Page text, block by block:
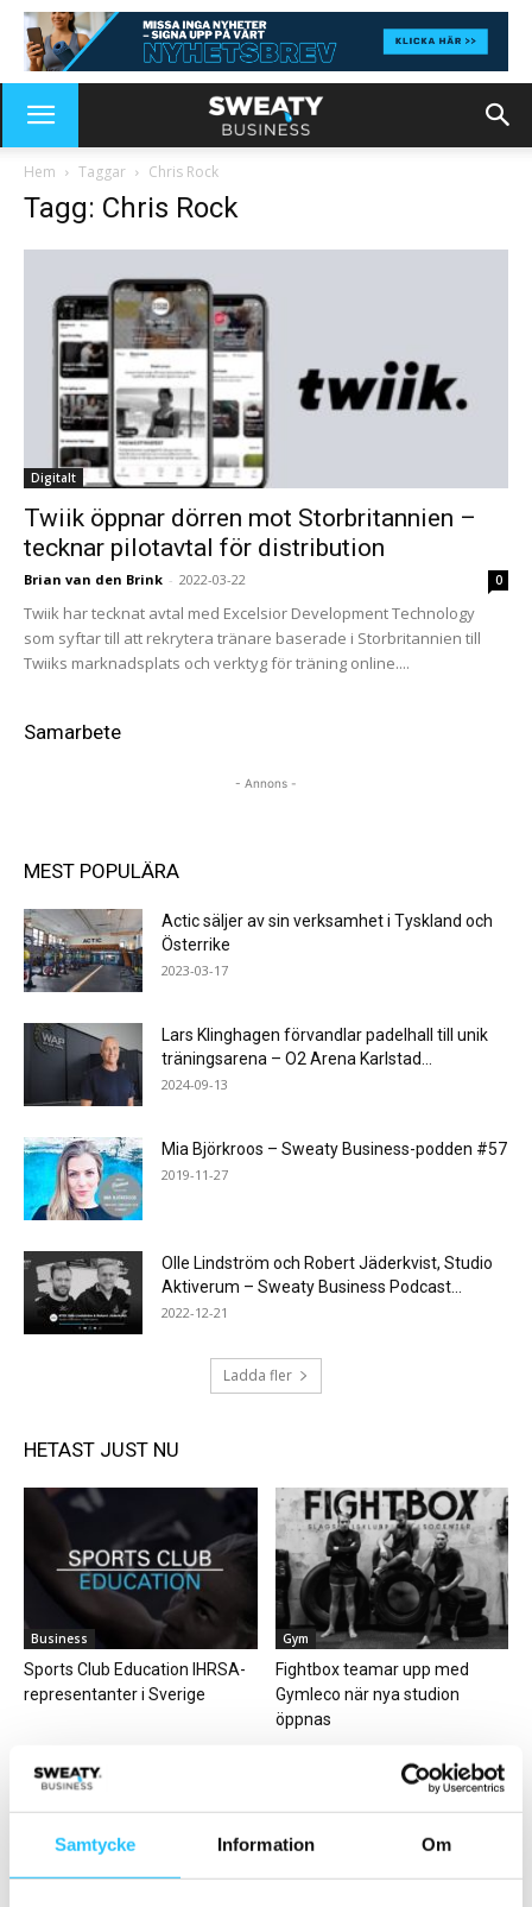
Samtycke Information Om
Hem Taggar Chris Rock
Tagg: Chris Rock
Digitalt
Twiik öppnar dörren mot Storbritannien –
tecknar pilotavtal för distribution
Brian van den Brink - 2022-03-22 0
Twiik har tecknat avtal med Excelsior Development Technology
som syftar till att rekrytera tränare baserade i Storbritannien till
Twiiks marknadsplats och verktyg för träning online....
Samarbete
- Annons -
MEST POPULÄRA
Actic säljer av sin verksamhet i Tyskland och
Österrike
2023-03-17
Lars Klinghagen förvandlar padelhall till unik
träningsarena – O2 Arena Karlstad...
2024-09-13
Mia Björkroos – Sweaty Business-podden #57
2019-11-27
Olle Lindström och Robert Jäderkvist, Studio
Aktiverum – Sweaty Business Podcast...
2022-12-21
Ladda fler
HETAST JUST NU
Business
Sports Club Education IHRSA-
representanter i Sverige
Gym
Fightbox teamar upp med
Gymleco när nya studion
öppnas